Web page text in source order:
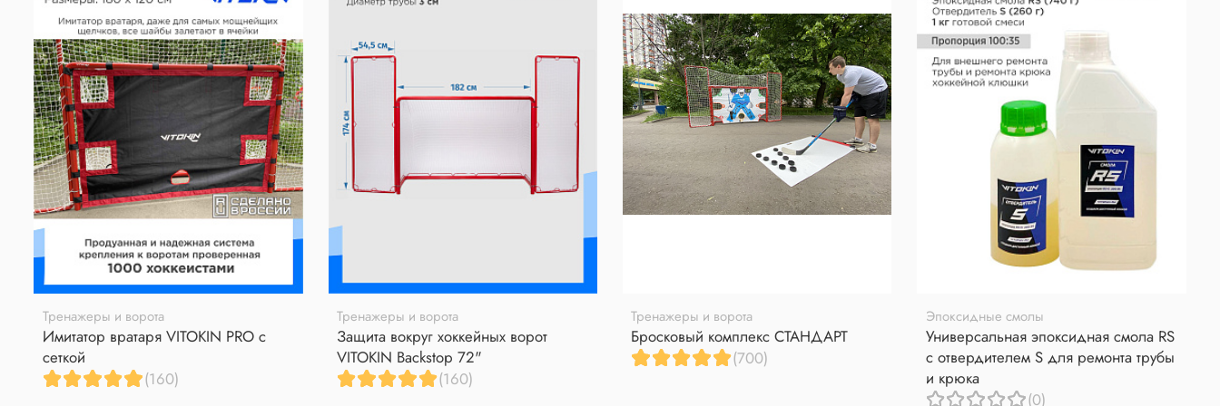
Тренажеры и ворота
Имитатор вратаря VITOKIN PRO с
сеткой
(160)
Тренажеры и ворота
Защита вокруг хоккейных ворот
VITOKIN Backstop 72"
(160)
Тренажеры и ворота
Бросковый комплекс СТАНДАРТ
(700)
Эпоксидные смолы
Универсальная эпоксидная смола RS
с отвердителем S для ремонта трубы
и крюка
(0)